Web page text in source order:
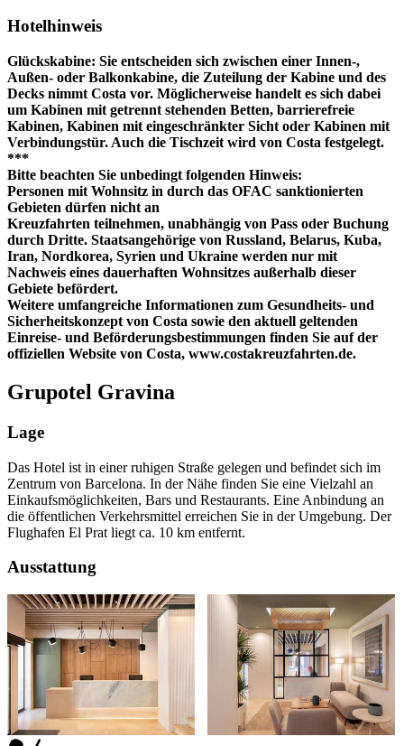
Hotelhinweis
Glückskabine: Sie entscheiden sich zwischen einer Innen-,
Außen- oder Balkonkabine, die Zuteilung der Kabine und des
Decks nimmt Costa vor. Möglicherweise handelt es sich dabei
um Kabinen mit getrennt stehenden Betten, barrierefreie
Kabinen, Kabinen mit eingeschränkter Sicht oder Kabinen mit
Verbindungstür. Auch die Tischzeit wird von Costa festgelegt.
***
Bitte beachten Sie unbedingt folgenden Hinweis:
Personen mit Wohnsitz in durch das OFAC sanktionierten
Gebieten dürfen nicht an
Kreuzfahrten teilnehmen, unabhängig von Pass oder Buchung
durch Dritte. Staatsangehörige von Russland, Belarus, Kuba,
Iran, Nordkorea, Syrien und Ukraine werden nur mit
Nachweis eines dauerhaften Wohnsitzes außerhalb dieser
Gebiete befördert.
Weitere umfangreiche Informationen zum Gesundheits- und
Sicherheitskonzept von Costa sowie den aktuell geltenden
Einreise- und Beförderungsbestimmungen finden Sie auf der
offiziellen Website von Costa, www.costakreuzfahrten.de.
Grupotel Gravina
Lage
Das Hotel ist in einer ruhigen Straße gelegen und befindet sich im
Zentrum von Barcelona. In der Nähe finden Sie eine Vielzahl an
Einkaufsmöglichkeiten, Bars und Restaurants. Eine Anbindung an
die öffentlichen Verkehrsmittel erreichen Sie in der Umgebung. Der
Flughafen El Prat liegt ca. 10 km entfernt.
Ausstattung